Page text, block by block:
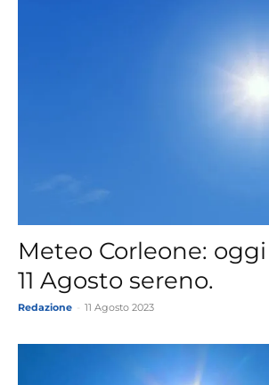
Meteo Corleone:
11 Agosto sereno.
Redazione 11 Agosto 2023